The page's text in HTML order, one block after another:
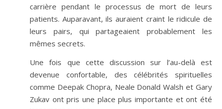
carrière pendant le processus de mort de leurs
patients. Auparavant, ils auraient craint le ridicule de
leurs pairs, qui partageaient probablement les
mêmes secrets.
Une fois que cette discussion sur l’au-delà est
devenue confortable, des célébrités spirituelles
comme Deepak Chopra, Neale Donald Walsh et Gary
Zukav ont pris une place plus importante et ont été